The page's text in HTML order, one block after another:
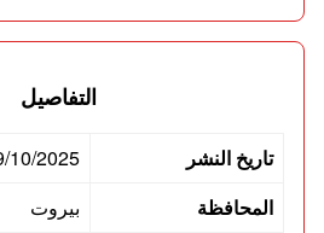
التفاصيل
تاريخ النشر
2025 01:22
المحافظة
بيروت